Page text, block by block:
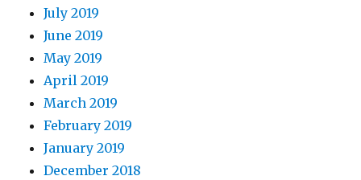
July 2019
June 2019
May 2019
April 2019
March 2019
February 2019
January 2019
December 2018